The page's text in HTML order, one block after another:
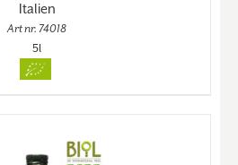
Italien
Art nr. 74018
5l